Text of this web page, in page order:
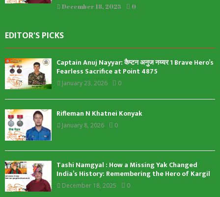
December 18, 2025 0
EDITOR'S PICKS
Captain Anuj Nayyar: कैप्टन अनुज नय्यर 1 Brave Hero’s
Fearless Sacrifice at Point 4875
January 23, 2026 0
Rifleman N Khatnei Konyak
January 8, 2026 0
Tashi Namgyal : How a Missing Yak Changed
India’s History: Remembering the Hero of Kargil
December 18, 2025 0